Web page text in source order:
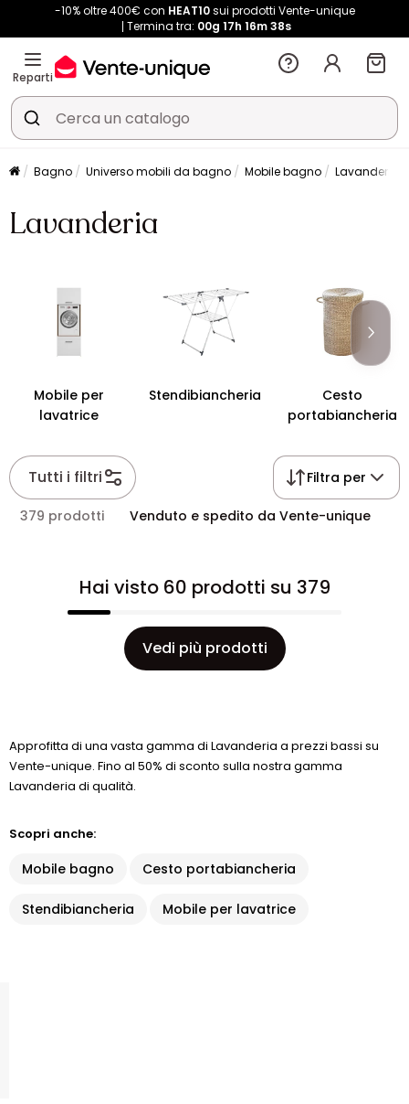
-10% oltre 400€ con HEAT10sui prodotti Vente-unique
Termina tra: 00g 17h 16m 37s
Reparti
Bagno Universo mobili da bagno Mobile bagno Lavanderia
Lavanderia
Mobile per
lavatrice
Stendibiancheria
Cesto
portabiancheria
Tutti i filtri Filtra per
379 prodotti Venduto e spedito da Vente-unique
Hai visto 60 prodotti su 379
Vedi più prodotti
Approfitta di una vasta gamma di Lavanderia a prezzi bassi su
Vente-unique. Fino al 50% di sconto sulla nostra gamma
Lavanderia di qualità.
Scopri anche:
Mobile bagno Cesto portabiancheria
Stendibiancheria Mobile per lavatrice